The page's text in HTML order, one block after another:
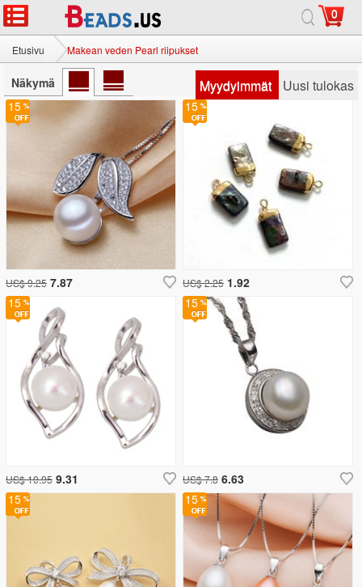
0
Etusivu Makean veden Pearl riipukset
Näkymä Myydyimmät Uusi tulokas
15
15
US$ 7.8 6.63
15
US$ 9.25 7.87
15
US$ 2.25 1.92
15
US$ 10.95 9.31
15